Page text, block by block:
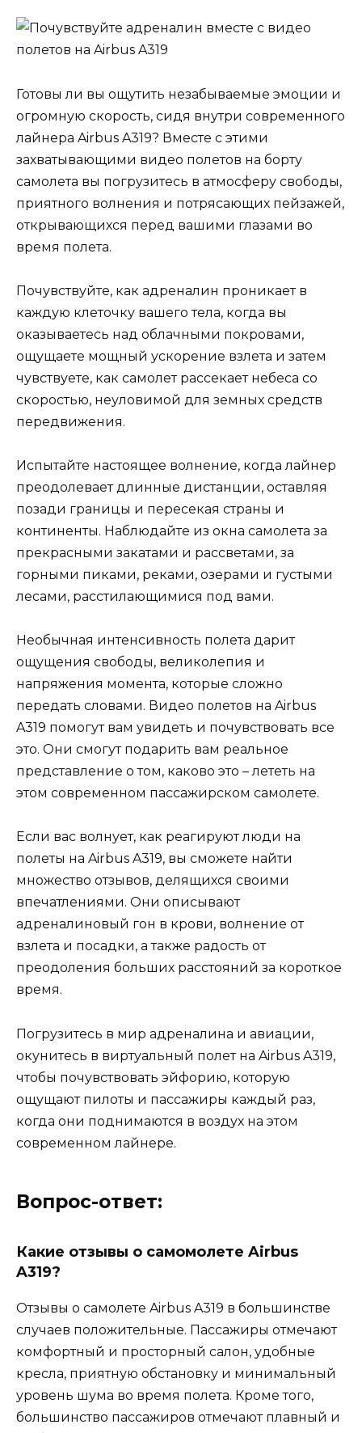
Готовы ли вы ощутить незабываемые эмоции и
огромную скорость, сидя внутри современного
лайнера Airbus A319? Вместе с этими
захватывающими видео полетов на борту
самолета вы погрузитесь в атмосферу свободы,
приятного волнения и потрясающих пейзажей,
открывающихся перед вашими глазами во
время полета.
Почувствуйте, как адреналин проникает в
каждую клеточку вашего тела, когда вы
оказываетесь над облачными покровами,
ощущаете мощный ускорение взлета и затем
чувствуете, как самолет рассекает небеса со
скоростью, неуловимой для земных средств
передвижения.
Испытайте настоящее волнение, когда лайнер
преодолевает длинные дистанции, оставляя
позади границы и пересекая страны и
континенты. Наблюдайте из окна самолета за
прекрасными закатами и рассветами, за
горными пиками, реками, озерами и густыми
лесами, расстилающимися под вами.
Необычная интенсивность полета дарит
ощущения свободы, великолепия и
напряжения момента, которые сложно
передать словами. Видео полетов на Airbus
A319 помогут вам увидеть и почувствовать все
это. Они смогут подарить вам реальное
представление о том, каково это – лететь на
этом современном пассажирском самолете.
Если вас волнует, как реагируют люди на
полеты на Airbus A319, вы сможете найти
множество отзывов, делящихся своими
впечатлениями. Они описывают
адреналиновый гон в крови, волнение от
взлета и посадки, а также радость от
преодоления больших расстояний за короткое
время.
Погрузитесь в мир адреналина и авиации,
окунитесь в виртуальный полет на Airbus A319,
чтобы почувствовать эйфорию, которую
ощущают пилоты и пассажиры каждый раз,
когда они поднимаются в воздух на этом
современном лайнере.
Вопрос-ответ:
Какие отзывы о самомолете Airbus
A319?
Отзывы о самолете Airbus A319 в большинстве
случаев положительные. Пассажиры отмечают
комфортный и просторный салон, удобные
кресла, приятную обстановку и минимальный
уровень шума во время полета. Кроме того,
большинство пассажиров отмечают плавный и